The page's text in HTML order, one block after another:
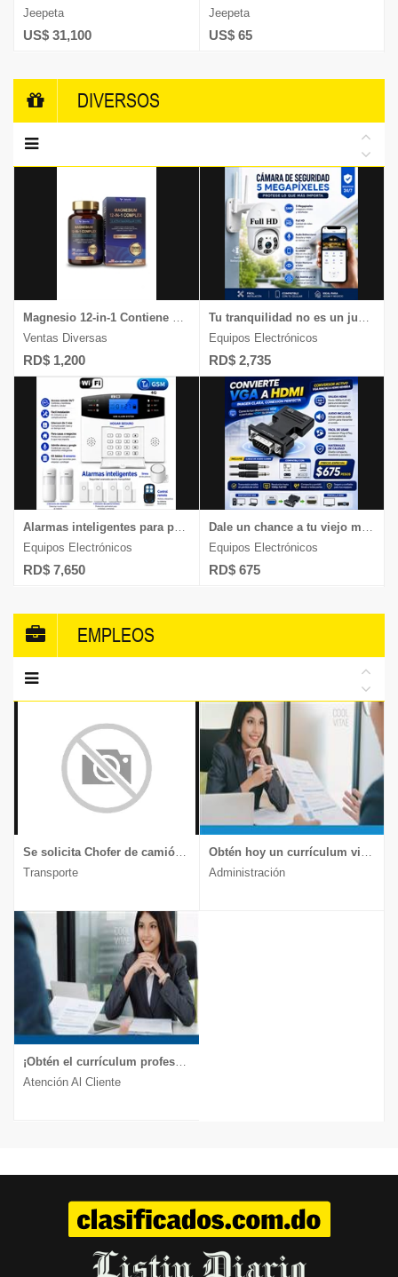
Jeepeta
US$ 31,100
Jeepeta
US$ 65
DIVERSOS
Magnesio 12-in-1 Contiene 12 formas de magnesio 700 mg de 120 cápsulas
Ventas Diversas
RD$ 1,200
Alarmas inteligentes para proteger tu casa o negocio sin usar cableado
Equipos Electrónicos
RD$ 7,650
Tu tranquilidad no es un juego, chequea nuestras cámaras HD de 4 megapíxeles
Equipos Electrónicos
RD$ 2,735
Dale un chance a tu viejo monitor, convertidor de Hdmi a Vga chequea
Equipos Electrónicos
RD$ 675
EMPLEOS
Se solicita Chofer de camión, experiencia en transporte de muebles y mercancía delicada, documentos al día, enviar CV a
Transporte
¡Obtén el currículum profesional que te lleva a la entrevista!
Atención Al Cliente
Obtén hoy un currículum vitae moderno y llamativo.
Administración